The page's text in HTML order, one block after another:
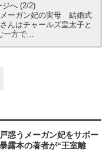
ジへ (2/2)
メーガン妃の実母 結婚式
んはチャールズ皇太子と
一方で…
惑うメーガン妃をサポー
露本の著者が“王室離